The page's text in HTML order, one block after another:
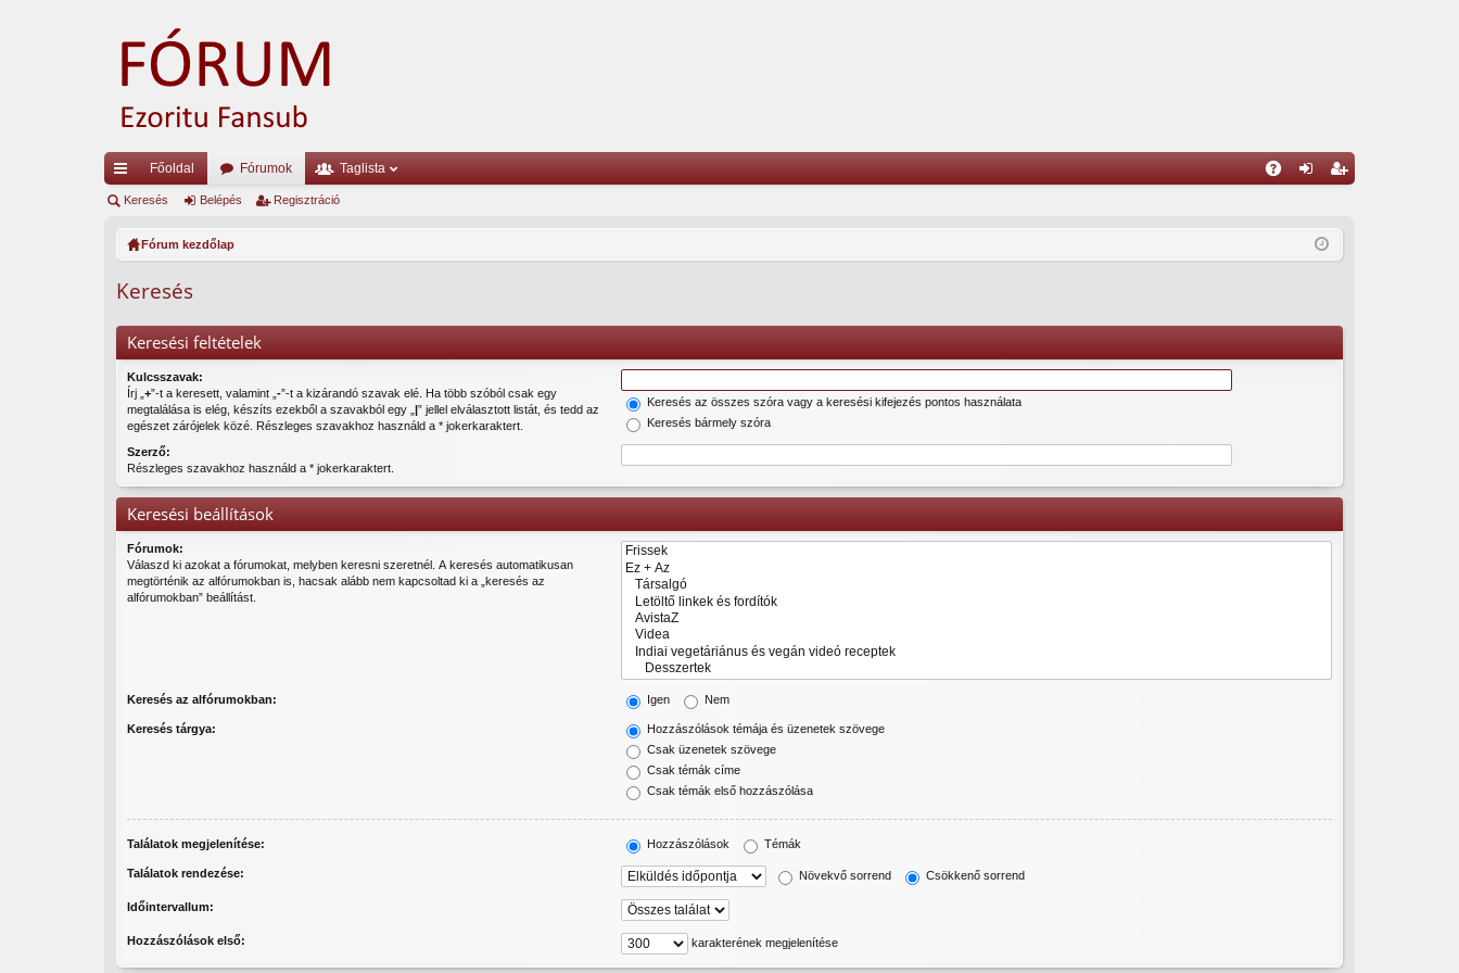
yo
ke
k
Főoldal Fórumok Taglista
is
ió
Keresés Belépés Regisztráció
Fórum kezdőlap
Keresés
Keresési feltételek
Kulcsszavak:
Írj „ +”-t a keresett, valamint „ -”-t a kizárandó szavak elé. Ha több szóból csak egy
megtalálása is elég, készíts ezekből a szavakból egy „ |” jellel elválasztott listát, és tedd az
egészet zárójelek közé. Részleges szavakhoz használd a * jokerkaraktert.
Keresés az összes szóra vagy a keresési kifejezés pontos használata
Keresés bármely szóra
Szerző:
Részleges szavakhoz használd a * jokerkaraktert.
Keresési beállítások
Fórumok:
Válaszd ki azokat a fórumokat, melyben keresni szeretnél. A keresés automatikusan
megtörténik az alfórumokban is, hacsak alább nem kapcsoltad ki a „keresés az
alfórumokban” beállítást.
Keresés az alfórumokban: Igen Nem
Keresés tárgya:
Hozzászólások témája és üzenetek szövege
Csak üzenetek szövege
Csak témák címe
Csak témák első hozzászólása
Találatok megjelenítése: Hozzászólások Témák
Találatok rendezése: Növekvő sorrend Csökkenő sorrend
Időintervallum:
Hozzászólások első: karakterének megjelenítése